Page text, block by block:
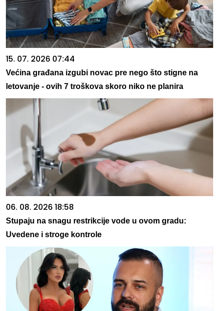
15. 07. 2026 07:44
Većina građana izgubi novac pre nego što stigne na
letovanje - ovih 7 troškova skoro niko ne planira
06. 08. 2026 18:58
Stupaju na snagu restrikcije vode u ovom gradu:
Uvedene i stroge kontrole